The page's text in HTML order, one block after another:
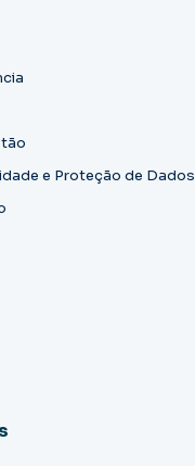
e Proteção de Dados